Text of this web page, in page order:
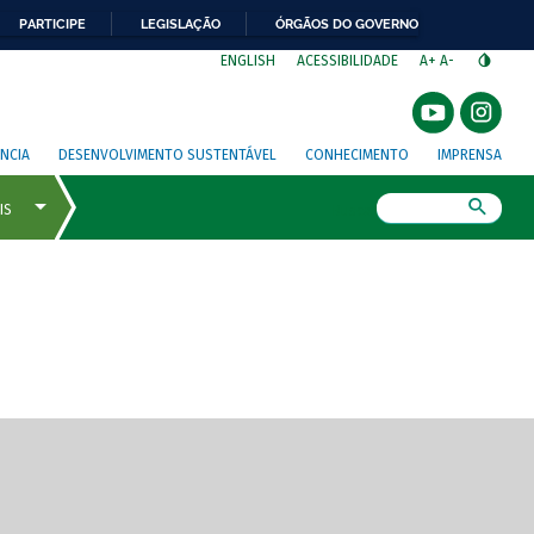
PARTICIPE LEGISLAÇÃO ÓRGÃOS DO GOVERNO
ENGLISH ACESSIBILIDADE A+ A-
DESENVOLVIMENTO SUSTENTÁVEL CONHECIMENTO IMPRENSA
de tela